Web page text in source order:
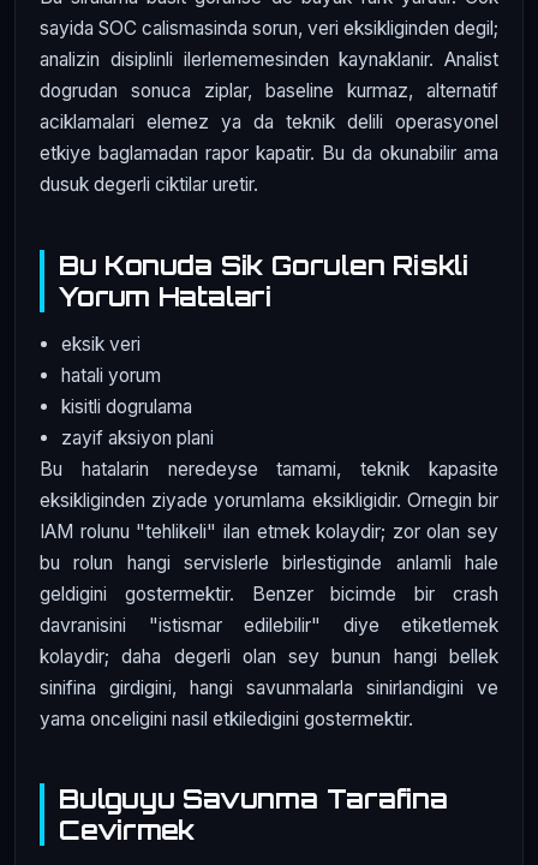
sayida SOC calismasinda sorun, veri eksikliginden degil;
analizin disiplinli ilerlememesinden kaynaklanir. Analist
dogrudan sonuca ziplar, baseline kurmaz, alternatif
aciklamalari elemez ya da teknik delili operasyonel
etkiye baglamadan rapor kapatir. Bu da okunabilir ama
dusuk degerli ciktilar uretir.
Bu Konuda Sik Gorulen Riskli
Yorum Hatalari
eksik veri
hatali yorum
kisitli dogrulama
zayif aksiyon plani
Bu hatalarin neredeyse tamami, teknik kapasite
eksikliginden ziyade yorumlama eksikligidir. Ornegin bir
IAM rolunu "tehlikeli" ilan etmek kolaydir; zor olan sey
bu rolun hangi servislerle birlestiginde anlamli hale
geldigini gostermektir. Benzer bicimde bir crash
davranisini "istismar edilebilir" diye etiketlemek
kolaydir; daha degerli olan sey bunun hangi bellek
sinifina girdigini, hangi savunmalarla sinirlandigini ve
yama onceligini nasil etkiledigini gostermektir.
Bulguyu Savunma Tarafina
Cevirmek